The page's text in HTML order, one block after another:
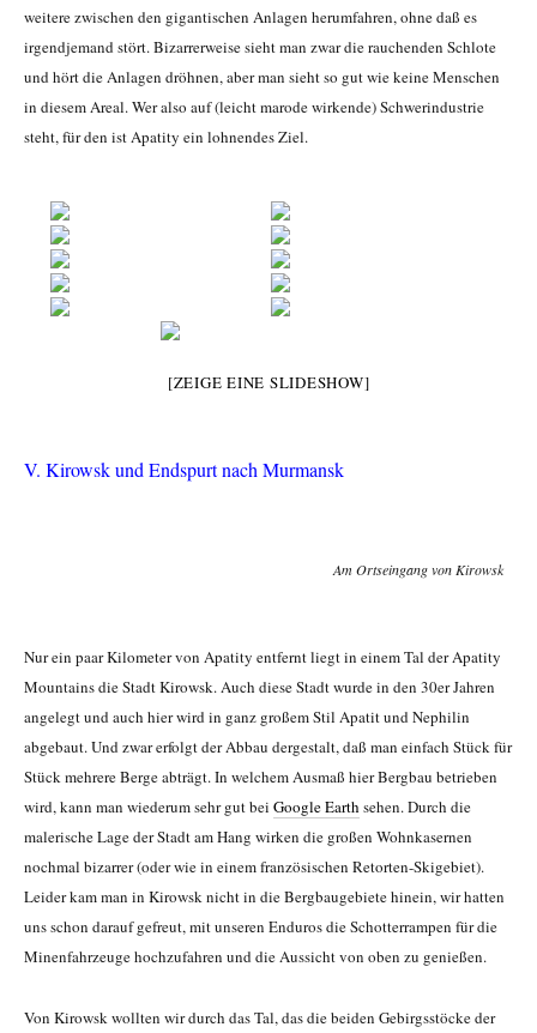
weitere zwischen den gigantischen Anlagen herumfahren, ohne daß es
irgendjemand stört. Bizarrerweise sieht man zwar die rauchenden Schlote
und hört die Anlagen dröhnen, aber man sieht so gut wie keine Menschen
in diesem Areal. Wer also auf (leicht marode wirkende) Schwerindustrie
steht, für den ist Apatity ein lohnendes Ziel.
[ZEIGE EINE SLIDESHOW]
V. Kirowsk und Endspurt nach Murmansk
Am Ortseingang von Kirowsk
Nur ein paar Kilometer von Apatity entfernt liegt in einem Tal der Apatity
Mountains die Stadt Kirowsk. Auch diese Stadt wurde in den 30er Jahren
angelegt und auch hier wird in ganz großem Stil Apatit und Nephilin
abgebaut. Und zwar erfolgt der Abbau dergestalt, daß man einfach Stück für
Stück mehrere Berge abträgt. In welchem Ausmaß hier Bergbau betrieben
wird, kann man wiederum sehr gut bei Google Earth sehen. Durch die
malerische Lage der Stadt am Hang wirken die großen Wohnkasernen
nochmal bizarrer (oder wie in einem französischen Retorten-Skigebiet).
Leider kam man in Kirowsk nicht in die Bergbaugebiete hinein, wir hatten
uns schon darauf gefreut, mit unseren Enduros die Schotterrampen für die
Minenfahrzeuge hochzufahren und die Aussicht von oben zu genießen.
Von Kirowsk wollten wir durch das Tal, das die beiden Gebirgsstöcke der